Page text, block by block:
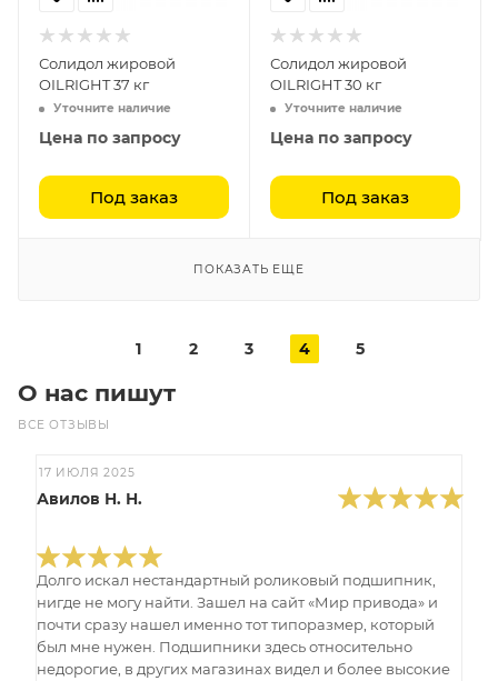
Солидол жировой
OILRIGHT 37 кг
Уточните наличие
Цена по запросу
Под заказ
Солидол жировой
OILRIGHT 30 кг
Уточните наличие
Цена по запросу
Под заказ
ПОКАЗАТЬ ЕЩЕ
1 2 3 4 5
О нас пишут
ВСЕ ОТЗЫВЫ
17 ИЮЛЯ 2025
Авилов Н. Н.
Долго искал нестандартный роликовый подшипник,
нигде не могу найти. Зашел на сайт «Мир привода» и
почти сразу нашел именно тот типоразмер, который
был мне нужен. Подшипники здесь относительно
недорогие, в других магазинах видел и более высокие